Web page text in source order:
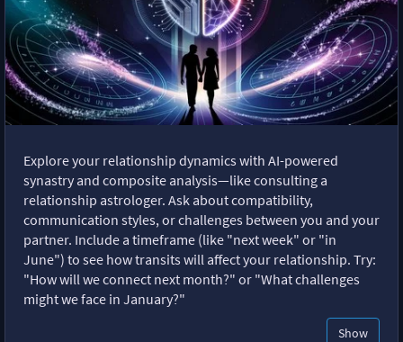
Explore your relationship dynamics with AI-powered
synastry and composite analysis—like consulting a
relationship astrologer. Ask about compatibility,
communication styles, or challenges between you and your
partner. Include a timeframe (like "next week" or "in
June") to see how transits will affect your relationship. Try:
"How will we connect next month?" or "What challenges
might we face in January?"
Show